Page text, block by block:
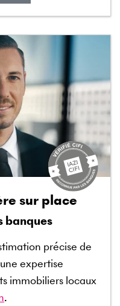
sur place
banques
précise de
expertise
immobiliers locaux
.